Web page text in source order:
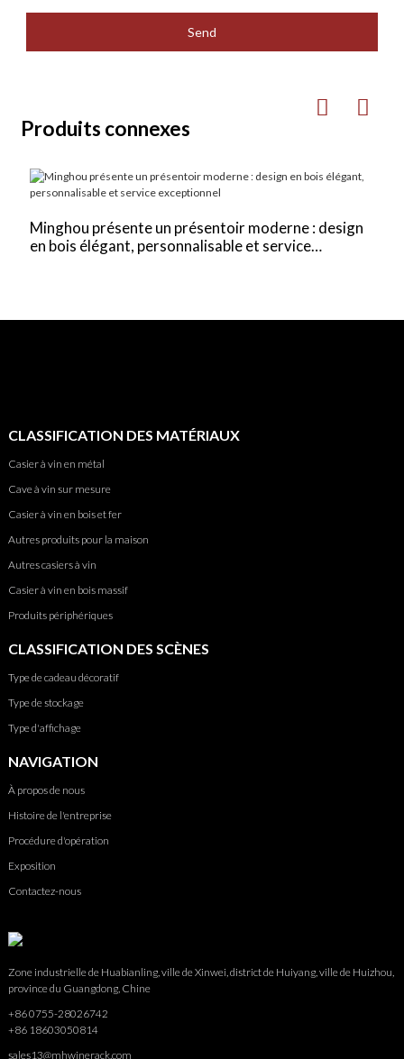
Send
Produits connexes
Minghou présente un présentoir moderne : design
en bois élégant, personnalisable et service
CLASSIFICATION DES MATÉRIAUX
Casier à vin en métal
Cave à vin sur mesure
Casier à vin en bois et fer
Autres produits pour la maison
Autres casiers à vin
Casier à vin en bois massif
Produits périphériques
CLASSIFICATION DES SCÈNES
Type de cadeau décoratif
Type de stockage
Type d'affichage
NAVIGATION
À propos de nous
Histoire de l'entreprise
Procédure d'opération
Exposition
Contactez-nous
Zone industrielle de Huabianling, ville de Xinwei, district de Huiyang, ville de Huizhou,
province du Guangdong, Chine
+86 0755-28026742
+86 18603050814
sales13@mhwinerack.com